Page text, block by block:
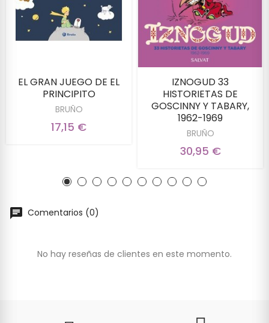
EL GRAN JUEGO DE EL
PRINCIPITO
BRUÑO
17,15 €
IZNOGUD 33
HISTORIETAS DE
GOSCINNY Y TABARY,
1962-1969
BRUÑO
30,95 €
Comentarios (0)
No hay reseñas de clientes en este momento.